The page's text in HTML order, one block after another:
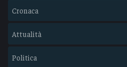
Cronaca
Attualità
Politica